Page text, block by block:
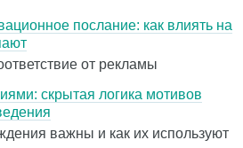
послание: как влиять на
от рекламы
скрытая логика мотивов
важны и как их используют